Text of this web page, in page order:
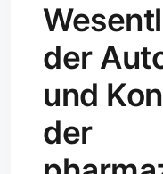
der
und
der